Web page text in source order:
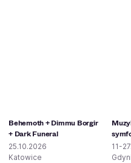
Behemoth + Dimmu Borgir
+ Dark Funeral
25.10.2026
Katowice
11-